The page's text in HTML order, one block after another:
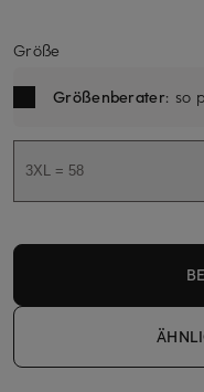
Größe
Größenberater: so
3XL = 58